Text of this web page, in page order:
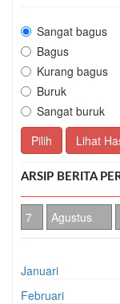
Sangat bagus
Bagus
Kurang bagus
Buruk
Sangat buruk
Pilih
Lihat
ARSIP BERITA
Januari
Februari